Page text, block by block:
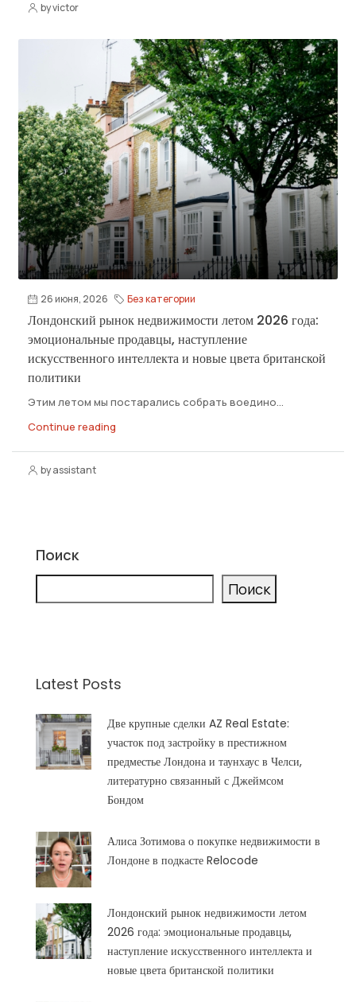
by victor
26 июня, 2026 Без категории
Лондонский рынок недвижимости летом 2026 года:
эмоциональные продавцы, наступление
искусственного интеллекта и новые цвета британской
политики
Этим летом мы постарались собрать воедино...
Continue reading
by assistant
Поиск
Поиск
Latest Posts
Две крупные сделки AZ Real Estate:
участок под застройку в престижном
предместье Лондона и таунхаус в Челси,
литературно связанный с Джеймсом
Бондом
Алиса Зотимова о покупке недвижимости в
Лондоне в подкасте Relocode
Лондонский рынок недвижимости летом
2026 года: эмоциональные продавцы,
наступление искусственного интеллекта и
новые цвета британской политики